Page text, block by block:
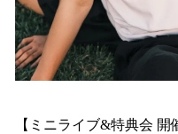
【ミニライブ&特典会 開